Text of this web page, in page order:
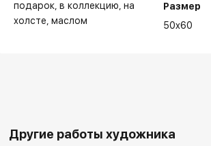
подарок в коллекцию на
холсте маслом
Размер
50x60
Другие работы художника